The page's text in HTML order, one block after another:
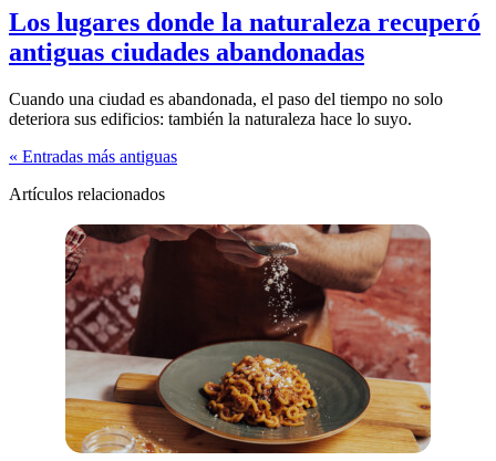
Los lugares donde la naturaleza recuperó
antiguas ciudades abandonadas
Cuando una ciudad es abandonada, el paso del tiempo no solo
deteriora sus edificios: también la naturaleza hace lo suyo.
« Entradas más antiguas
Artículos relacionados